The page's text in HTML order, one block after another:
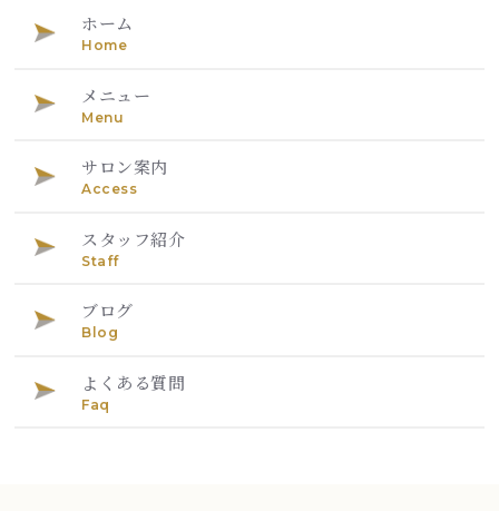
ホーム
Home
メニュー
Menu
サロン案内
Access
スタッフ紹介
Staff
ブログ
Blog
よくある質問
Faq